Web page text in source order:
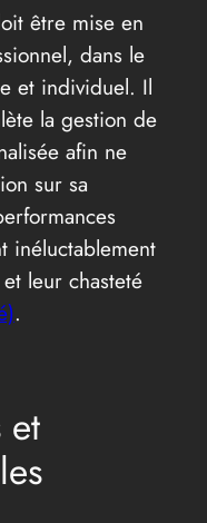
être mise en
dans le
et individuel. Il
la gestion de
afin ne
sur sa
inéluctablement
leur chasteté
.
et